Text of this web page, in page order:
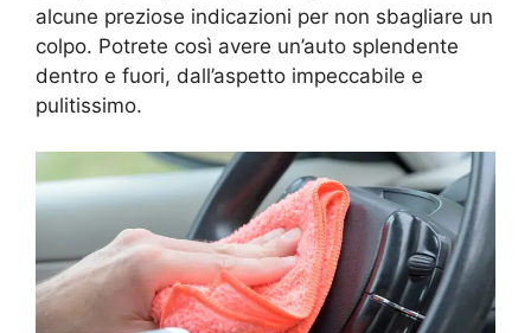
alcune preziose indicazioni per non sbagliare un
colpo. Potrete così avere un’auto splendente
dentro e fuori, dall’aspetto impeccabile e
pulitissimo.